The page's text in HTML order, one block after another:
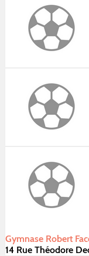
Gymnase Robert
14 Rue Théodore